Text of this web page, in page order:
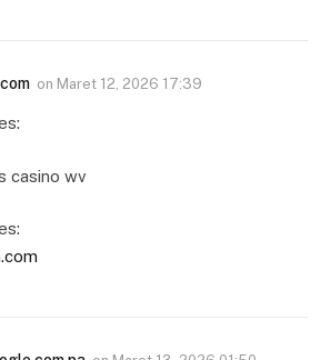
on Maret 12, 2026 17:39
casino wv